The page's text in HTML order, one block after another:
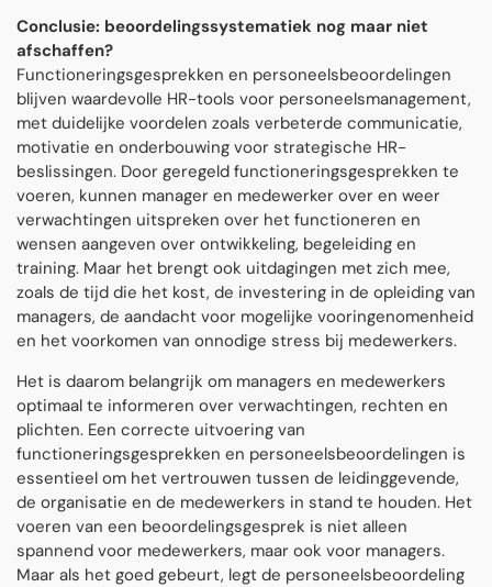
Conclusie: beoordelingssystematiek nog maar niet
afschaffen?
Functioneringsgesprekken en personeelsbeoordelingen
blijven waardevolle HR-tools voor personeelsmanagement,
met duidelijke voordelen zoals verbeterde communicatie,
motivatie en onderbouwing voor strategische HR-
beslissingen. Door geregeld functioneringsgesprekken te
voeren, kunnen manager en medewerker over en weer
verwachtingen uitspreken over het functioneren en
wensen aangeven over ontwikkeling, begeleiding en
training. Maar het brengt ook uitdagingen met zich mee,
zoals de tijd die het kost, de investering in de opleiding van
managers, de aandacht voor mogelijke vooringenomenheid
en het voorkomen van onnodige stress bij medewerkers.
Het is daarom belangrijk om managers en medewerkers
optimaal te informeren over verwachtingen, rechten en
plichten. Een correcte uitvoering van
functioneringsgesprekken en personeelsbeoordelingen is
essentieel om het vertrouwen tussen de leidinggevende,
de organisatie en de medewerkers in stand te houden. Het
voeren van een beoordelingsgesprek is niet alleen
spannend voor medewerkers, maar ook voor managers.
Maar als het goed gebeurt, legt de personeelsbeoordeling